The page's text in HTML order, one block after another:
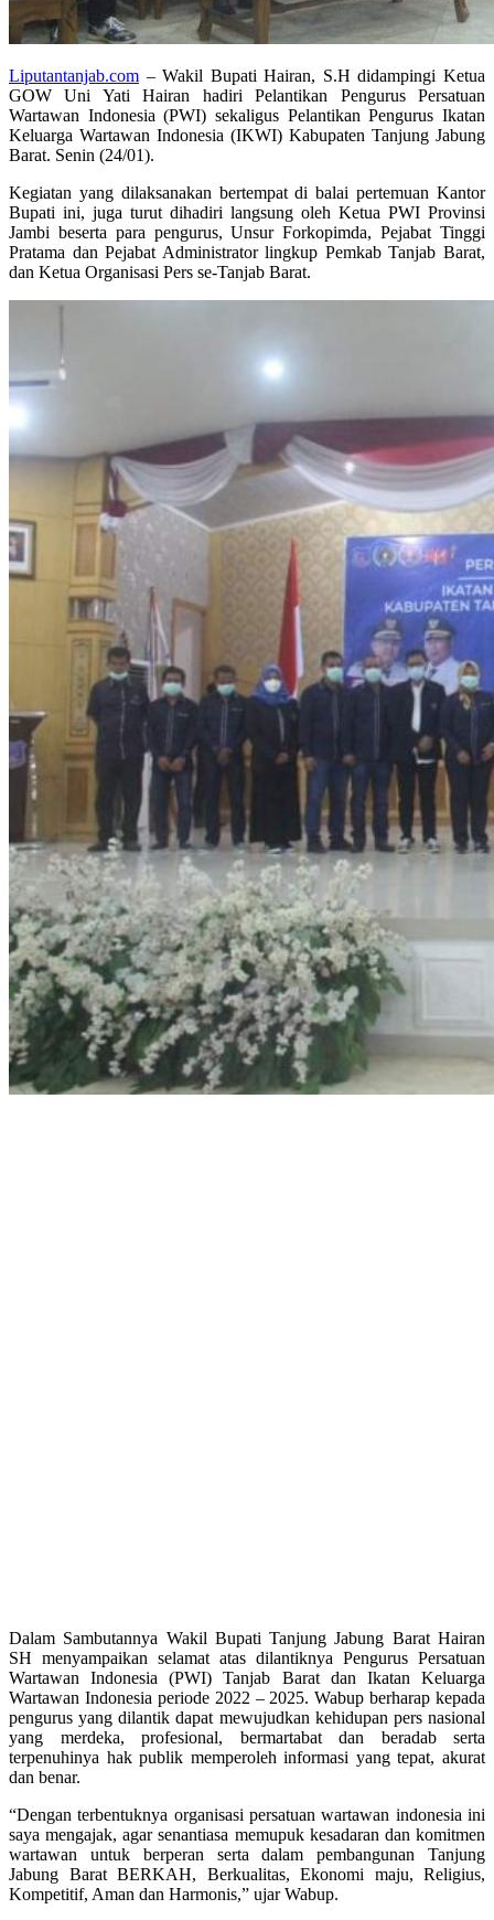
Liputantanjab.com – Wakil Bupati Hairan, S.H didampingi Ketua
GOW Uni Yati Hairan hadiri Pelantikan Pengurus Persatuan
Wartawan Indonesia (PWI) sekaligus Pelantikan Pengurus Ikatan
Keluarga Wartawan Indonesia (IKWI) Kabupaten Tanjung Jabung
Barat. Senin (24/01).
Kegiatan yang dilaksanakan bertempat di balai pertemuan Kantor
Bupati ini, juga turut dihadiri langsung oleh Ketua PWI Provinsi
Jambi beserta para pengurus, Unsur Forkopimda, Pejabat Tinggi
Pratama dan Pejabat Administrator lingkup Pemkab Tanjab Barat,
dan Ketua Organisasi Pers se-Tanjab Barat.
Dalam Sambutannya Wakil Bupati Tanjung Jabung Barat Hairan
SH menyampaikan selamat atas dilantiknya Pengurus Persatuan
Wartawan Indonesia (PWI) Tanjab Barat dan Ikatan Keluarga
Wartawan Indonesia periode 2022 – 2025. Wabup berharap kepada
pengurus yang dilantik dapat mewujudkan kehidupan pers nasional
yang merdeka, profesional, bermartabat dan beradab serta
terpenuhinya hak publik memperoleh informasi yang tepat, akurat
dan benar.
“Dengan terbentuknya organisasi persatuan wartawan indonesia ini
saya mengajak, agar senantiasa memupuk kesadaran dan komitmen
wartawan untuk berperan serta dalam pembangunan Tanjung
Jabung Barat BERKAH, Berkualitas, Ekonomi maju, Religius,
Kompetitif, Aman dan Harmonis,” ujar Wabup.